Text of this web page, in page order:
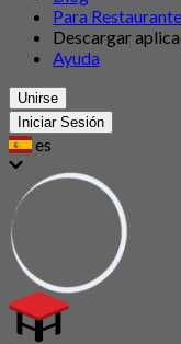
Para Restaurante
Descargar
Ayuda
Unirse
Iniciar Sesión
es